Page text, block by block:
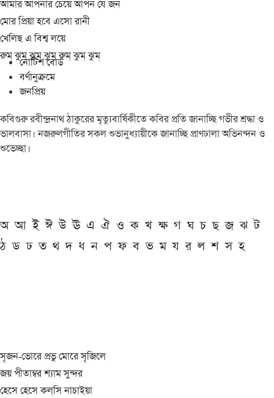
আমার আপনার চেয়ে আপন যে জন
মোর প্রিয়া হবে এসো রানী
খেলিছ এ বিশ্ব লয়ে
রুম্ ঝুম্ ঝুম্ ঝুম্ রুম্ ঝুম্ ঝুম্
নোটিশ বোর্ড
বর্ণানুক্রমে
জনপ্রিয়
কবিগুরু রবীন্দ্রনাথ ঠাকুরের মৃত্যুবার্ষিকীতে কবির প্রতি জানাচ্ছি গভীর শ্রদ্ধা ও
ভালবাসা। নজরুলগীতির সকল শুভানুধ্যায়ীকে জানাচ্ছি প্রাণঢালা অভিনন্দন ও
শুভেচ্ছা।
অ আ ই ঈ উ ঊ এ ঐ ও ক খ ক্ষ গ ঘ চ ছ জ ঝ ট
ঠ ড ঢ ত থ দ ধ ন প ফ ব ভ ম য র ল শ স হ
সৃজন-ভোরে প্রভু মোরে সৃজিলে
জয় পীতাম্বর শ্যাম সুন্দর
হেসে হেসে কল্‌সি নাচাইয়া